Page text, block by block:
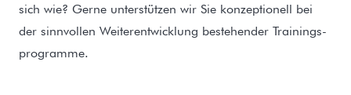
sich wie? Gerne unterstützen wir Sie konzeptionell bei
der sinnvollen Weiterentwicklung bestehender Trainings­
programme.